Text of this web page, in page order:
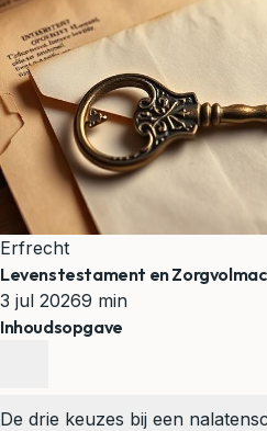
Erfrecht
Levenstestament en
3 jul 20269 min
Inhoudsopgave
De drie keuzes bij een